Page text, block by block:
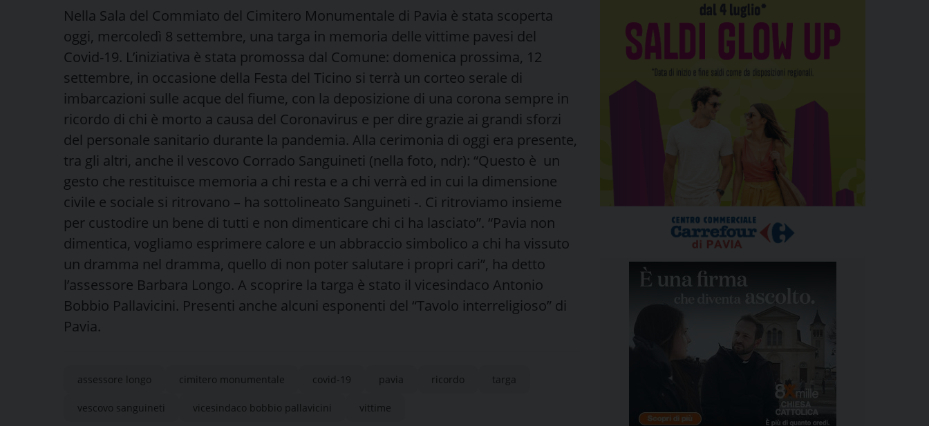
Nella Sala del Commiato del Cimitero Monumentale di Pavia è stata scoperta
oggi, mercoledì 8 settembre, una targa in memoria delle vittime pavesi del
Covid-19. L’iniziativa è stata promossa dal Comune: domenica prossima, 12
settembre, in occasione della Festa del Ticino si terrà un corteo serale di
imbarcazioni sulle acque del fiume, con la deposizione di una corona sempre in
ricordo di chi è morto a causa del Coronavirus e per dire grazie ai grandi sforzi
del personale sanitario durante la pandemia. Alla cerimonia di oggi era presente,
tra gli altri, anche il vescovo Corrado Sanguineti (nella foto, ndr): “Questo è un
gesto che restituisce memoria a chi resta e a chi verrà ed in cui la dimensione
civile e sociale si ritrovano – ha sottolineato Sanguineti -. Ci ritroviamo insieme
per custodire un bene di tutti e non dimenticare chi ci ha lasciato”. “Pavia non
dimentica, vogliamo esprimere calore e un abbraccio simbolico a chi ha vissuto
un dramma nel dramma, quello di non poter salutare i propri cari”, ha detto
l’assessore Barbara Longo. A scoprire la targa è stato il vicesindaco Antonio
Bobbio Pallavicini. Presenti anche alcuni esponenti del “Tavolo interreligioso” di
Pavia.
assessore longo cimitero monumentale covid-19 pavia ricordo targa
vescovo sanguineti vicesindaco bobbio pallavicini vittime